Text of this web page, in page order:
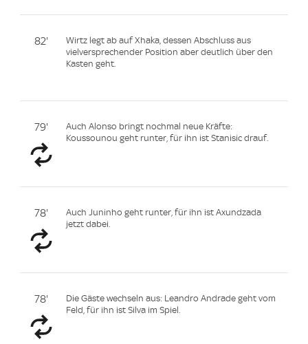
82'
Wirtz legt ab auf Xhaka, dessen Abschluss aus
vielversprechender Position aber deutlich über den
Kasten geht.
79'
Auch Alonso bringt nochmal neue Kräfte:
Koussounou geht runter, für ihn ist Stanisic drauf.
78'
Auch Juninho geht runter, für ihn ist Axundzada
jetzt dabei.
78'
Die Gäste wechseln aus: Leandro Andrade geht vom
Feld, für ihn ist Silva im Spiel.